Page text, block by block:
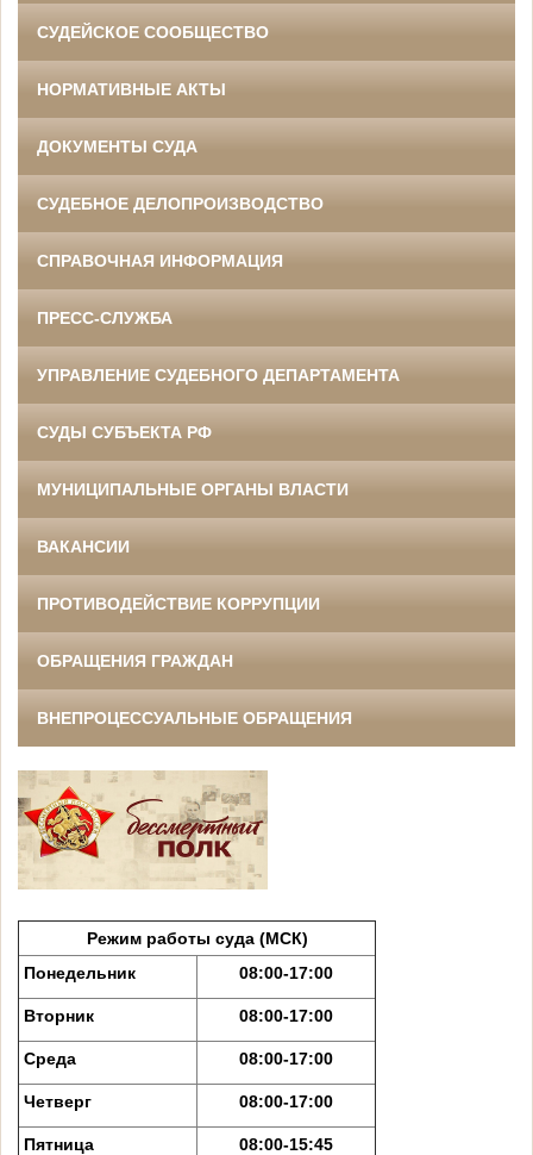
СУДЕЙСКОЕ СООБЩЕСТВО
НОРМАТИВНЫЕ АКТЫ
ДОКУМЕНТЫ СУДА
СУДЕБНОЕ ДЕЛОПРОИЗВОДСТВО
СПРАВОЧНАЯ ИНФОРМАЦИЯ
ПРЕСС-СЛУЖБА
УПРАВЛЕНИЕ СУДЕБНОГО ДЕПАРТАМЕНТА
СУДЫ СУБЪЕКТА РФ
МУНИЦИПАЛЬНЫЕ ОРГАНЫ ВЛАСТИ
ВАКАНСИИ
ПРОТИВОДЕЙСТВИЕ КОРРУПЦИИ
ОБРАЩЕНИЯ ГРАЖДАН
ВНЕПРОЦЕССУАЛЬНЫЕ ОБРАЩЕНИЯ
Режим работы суда (МСК)
Понедельник
08:00-17:00
Вторник 08:00-17:00
Среда 08:00-17:00
Четверг 08:00-17:00
Пятница 08:00-15:45